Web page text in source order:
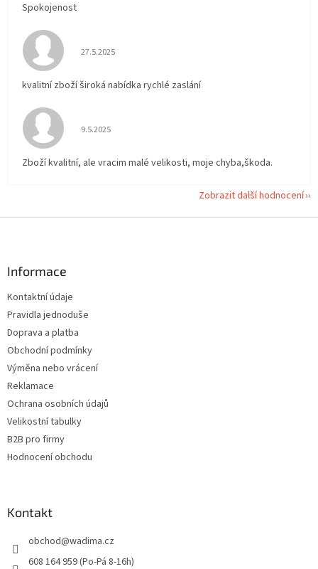
Spokojenost
Hodnocení obchodu je 5 z 5 hvězdiček.
27.5.2025
kvalitní zboží široká nabídka rychlé zaslání
Hodnocení obchodu je 5 z 5 hvězdiček.
9.5.2025
Zboží kvalitní, ale vracim malé velikosti, moje chyba,škoda.
Zobrazit další hodnocení
Informace
Kontaktní údaje
Pravidla jednoduše
Doprava a platba
Obchodní podmínky
Výměna nebo vrácení
Reklamace
Ochrana osobních údajů
Velikostní tabulky
B2B pro firmy
Hodnocení obchodu
Kontakt
obchod@wadima.cz
608 164 959 (Po-Pá 8-16h)